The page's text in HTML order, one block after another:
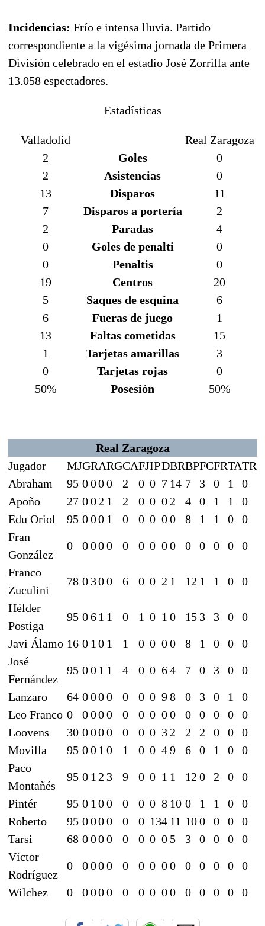
Incidencias: Frío e intensa lluvia. Partido
correspondiente a la vigésima jornada de Primera
División celebrado en el estadio José Zorrilla ante
13.058 espectadores.
Estadísticas
Valladolid
Real Zaragoza
2
Goles
0
2
Asistencias
0
13
Disparos
11
7
Disparos a portería
2
2
Paradas
4
0
Goles de penalti
0
0
Penaltis
0
19
Centros
20
5
Saques de esquina
6
6
Fueras de juego
1
13
Faltas cometidas
15
1
Tarjetas amarillas
3
0
Tarjetas rojas
0
50%
Posesión 50%
Real Zaragoza
Jugador
MJGRARGCAFJIPDBRBPFCFRTATR
Abraham
95 0000 2 0 0 7 14 7 3 0 1
0
Apoño
27 002 1 2 0 0 0 2 4 0 1 1
0
Edu Oriol
95 000 1 0 0 0 00 8 1 1 0
0
Fran
González
0 0000 0 0 0 00 0 0 0 0 0
Franco
Zuculini
78 0 300 6 0 0 2 1 12 1 1 0 0
Hélder
Postiga
95 061 1 0 1 0 1 0 15 3 3 0 0
Javi Álamo 16 0 1 0 1 1 0 0 00 8 1 0 0
0
José
Fernández
95 001 1 4 0 0 64 7 0 3 0 0
Lanzaro 64 0000 0 0 0 98 0 3 0 1
0
Leo Franco 0 0000 0 0 0 00 0 0 0 0
0
Loovens
30 0000 0 0 0 3 2 2 2 0 0
0
Movilla
95 001 0 1 0 0 49 6 0 1 0
0
Paco
Montañés
95 0 1 2 3 9 0 0 1 1 12 0 2 0 0
Pintér 95 0 1 00 0 0 0 8 10 0 1 1 0
0
Roberto
95 0000 0 0 134 11 100 0 0
0
Tarsi
68 0000 0 0 0 0 5 3 0 0 0
0
Víctor
Rodríguez
0 0000 0 0 0 00 0 0 0 0 0
Wilchez 0 0000 0 0 0 00 0 0 0 0 0